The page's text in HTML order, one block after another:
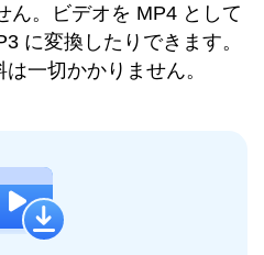
ん。ビデオを MP4 として
に変換したりできます。
一切かかりません。